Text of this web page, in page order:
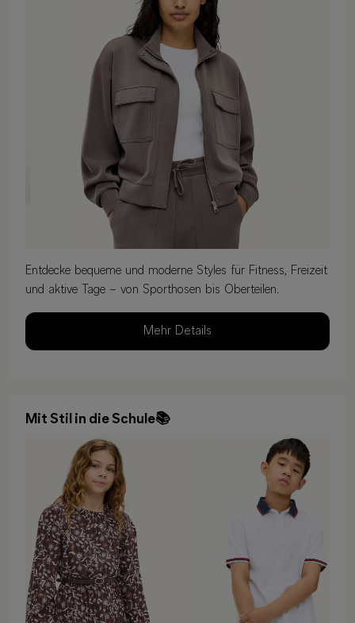
Entdecke bequeme und moderne Styles für Fitness, Freizeit
und aktive Tage – von Sporthosen bis Oberteilen.
Mehr Details
Mit Stil in die Schule📚